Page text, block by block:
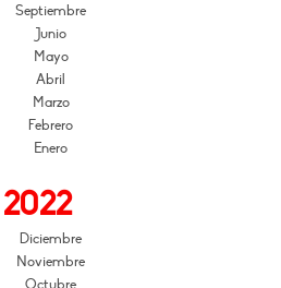
Septiembre
Junio
Mayo
Abril
Marzo
Febrero
Enero
2022
Diciembre
Noviembre
Octubre